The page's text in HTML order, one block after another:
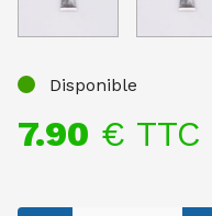
Disponible
7.90 € TTC